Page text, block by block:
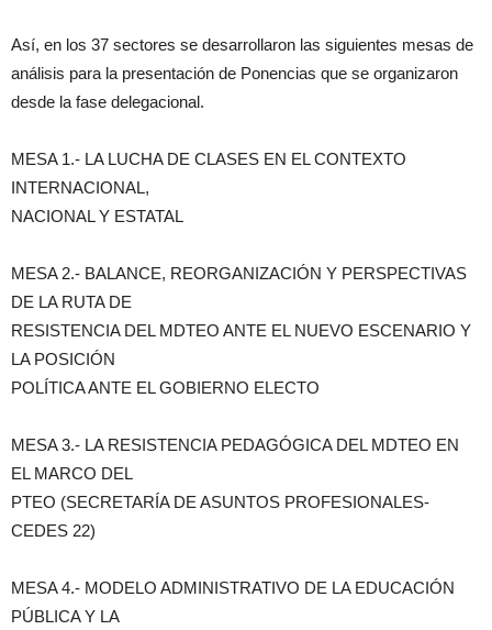
Así, en los 37 sectores se desarrollaron las siguientes mesas de
análisis para la presentación de Ponencias que se organizaron
desde la fase delegacional.
MESA 1.- LA LUCHA DE CLASES EN EL CONTEXTO
INTERNACIONAL,
NACIONAL Y ESTATAL
MESA 2.- BALANCE, REORGANIZACIÓN Y PERSPECTIVAS
DE LA RUTA DE
RESISTENCIA DEL MDTEO ANTE EL NUEVO ESCENARIO Y
LA POSICIÓN
POLÍTICA ANTE EL GOBIERNO ELECTO
MESA 3.- LA RESISTENCIA PEDAGÓGICA DEL MDTEO EN
EL MARCO DEL
PTEO (SECRETARÍA DE ASUNTOS PROFESIONALES-
CEDES 22)
MESA 4.- MODELO ADMINISTRATIVO DE LA EDUCACIÓN
PÚBLICA Y LA